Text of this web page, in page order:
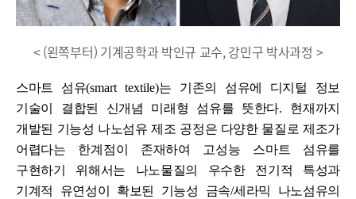
< (왼쪽부터) 기계공학과 박인규 교수, 강민구 박사과정 >
스마트 섬유(smart textile)는 기존의 섬유에 디지털 정보
기술이 결합된 신개념 미래형 섬유를 뜻한다. 현재까지
개발된 기능성 나노섬유 제조 공정은 다양한 물질로 제조가
어렵다는 한계점이 존재하여 고성능 스마트 섬유를
구현하기 위해서는 나노물질의 우수한 전기적 특성과
기계적 유연성이 확보된 기능성 금속/세라믹 나노섬유의